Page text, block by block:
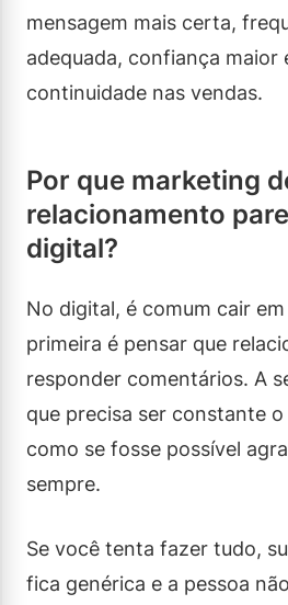
mensagem mais certa,
adequada, confiança maior
continuidade nas vendas.
Por que marketing
relacionamento
digital?
No digital, é comum cair
primeira é pensar que
responder comentários. A
que precisa ser constante
como se fosse possível
sempre.
Se você tenta fazer tudo,
fica genérica e a pessoa